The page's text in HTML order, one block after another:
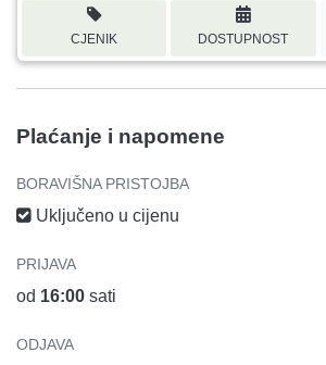
CJENIK DOSTUPNOST
Plaćanje i napomene
BORAVIŠNA PRISTOJBA
Uključeno u cijenu
PRIJAVA
od 16:00 sati
ODJAVA